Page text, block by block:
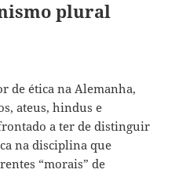
plural
de ética na Alemanha,
ateus, hindus e
a ter de distinguir
na disciplina que
“morais” de